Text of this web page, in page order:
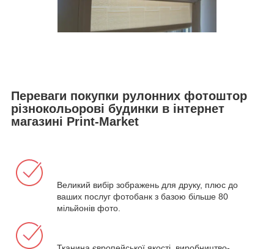
Переваги покупки рулонних фотоштор
різнокольорові будинки в інтернет
магазині Print-Market
Великий вибір зображень для друку, плюс до
ваших послуг фотобанк з базою більше 80
мільйонів фото.